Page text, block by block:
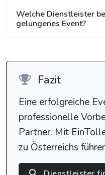
Welche Dienstleister
gelungenes Event?
Fazit
Eine erfolgreiche
professionelle
Partner. Mit
zu Österreichs